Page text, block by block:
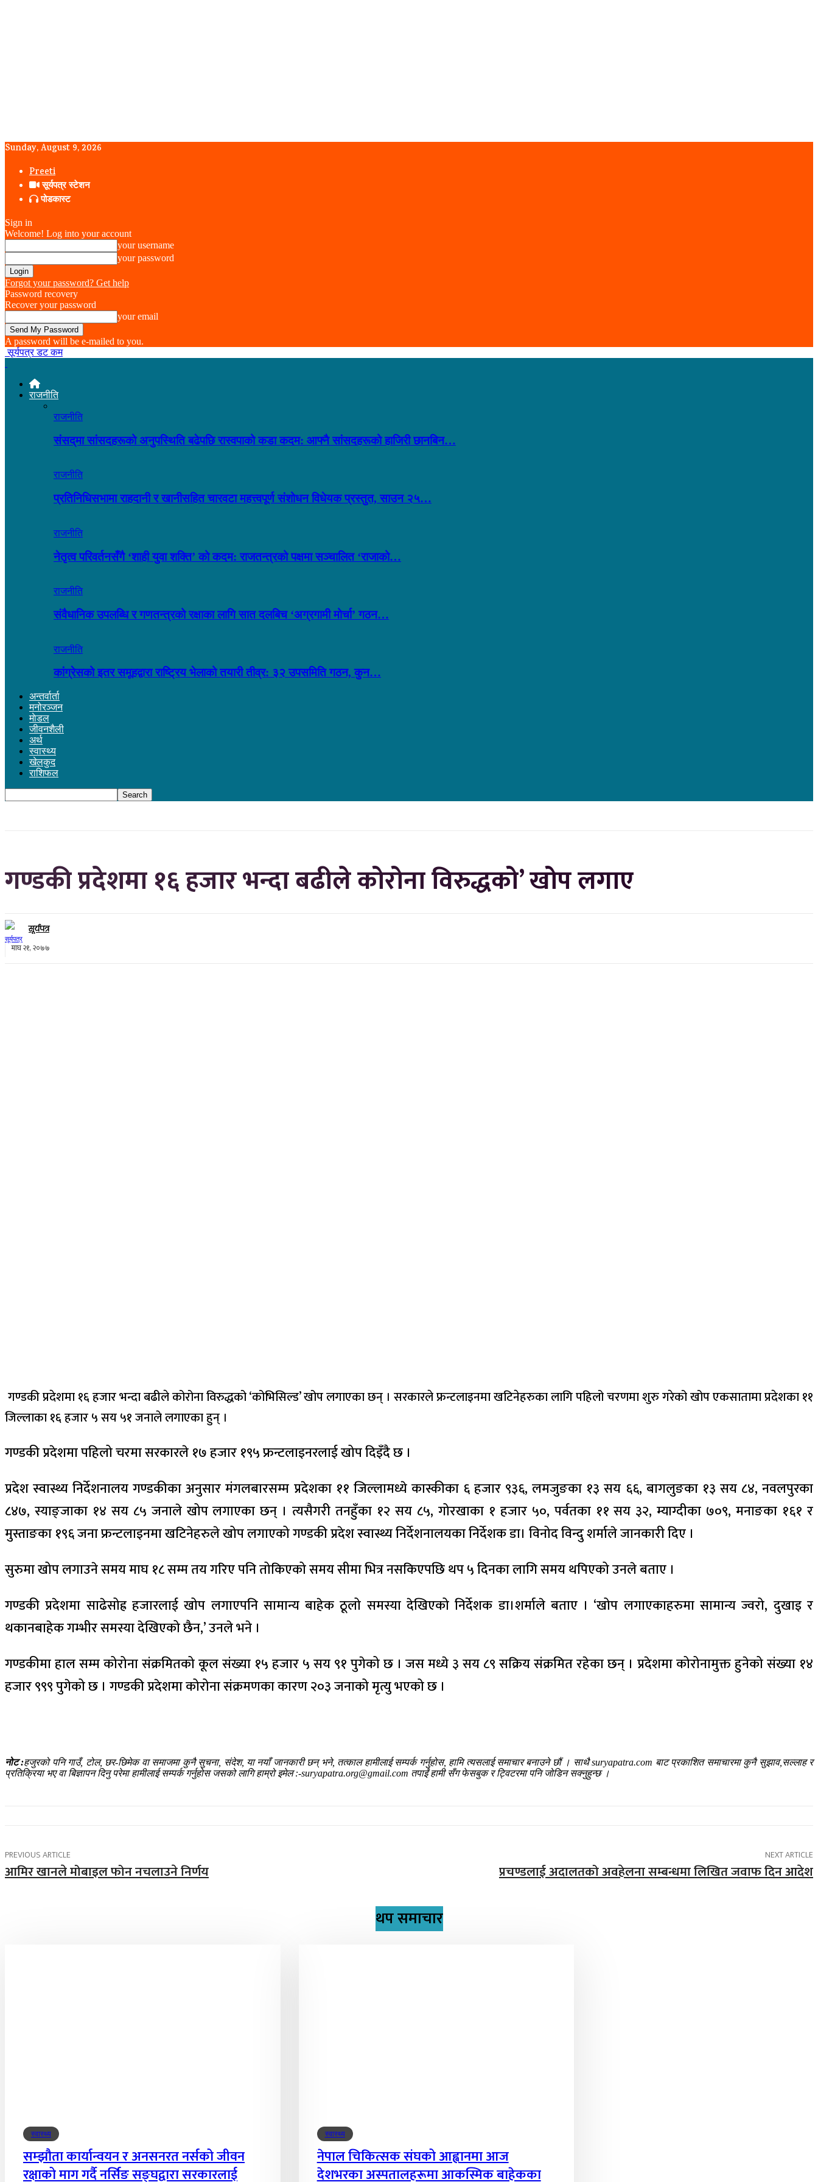
Sunday, August 9, 2026
Preeti
सूर्यपत्र स्टेशन
पोडकास्ट
Sign in
Welcome! Log into your account
your username
your password
Forgot your password? Get help
Password recovery
Recover your password
your email
A password will be e-mailed to you.
सूर्यपत्र डट कम
राजनीति
राजनीति
संसद्‌मा सांसदहरूको अनुपस्थिति बढेपछि रास्वपाको कडा कदम: आफ्नै सांसदहरूको हाजिरी छानबिन…
राजनीति
प्रतिनिधिसभामा राहदानी र खानीसहित चारवटा महत्त्वपूर्ण संशोधन विधेयक प्रस्तुत, साउन २५…
राजनीति
नेतृत्व परिवर्तनसँगै ‘शाही युवा शक्ति’ को कदम: राजतन्त्रको पक्षमा सञ्चालित ‘राजाको…
राजनीति
संवैधानिक उपलब्धि र गणतन्त्रको रक्षाका लागि सात दलबिच ‘अग्रगामी मोर्चा’ गठन…
राजनीति
कांग्रेसको इतर समूहद्वारा राष्ट्रिय भेलाको तयारी तीव्र: ३२ उपसमिति गठन, कुन…
अन्तर्वार्ता
मनोरञ्जन
माेडल
जीवनशैली
अर्थ
स्वास्थ्य
खेलकुद
राशिफल
गण्डकी प्रदेशमा १६ हजार भन्दा बढीले कोरोना विरुद्धको’ खोप लगाए
सूर्यपत्र
माघ २१, २०७७
गण्डकी प्रदेशमा १६ हजार भन्दा बढीले कोरोना विरुद्धको ‘कोभिसिल्ड’ खोप लगाएका छन् । सरकारले फ्रन्टलाइनमा खटिनेहरुका लागि पहिलो चरणमा शुरु गरेको खोप एकसातामा प्रदेशका ११
जिल्लाका १६ हजार ५ सय ५१ जनाले लगाएका हुन् ।
गण्डकी प्रदेशमा पहिलो चरमा सरकारले १७ हजार १९५ फ्रन्टलाइनरलाई खोप दिइँदै छ ।
प्रदेश स्वास्थ्य निर्देशनालय गण्डकीका अनुसार मंगलबारसम्म प्रदेशका ११ जिल्लामध्ये कास्कीका ६ हजार ९३६, लमजुङका १३ सय ६६, बागलुङका १३ सय ८४, नवलपुरका
८४७, स्याङ्जाका १४ सय ८५ जनाले खोप लगाएका छन् । त्यसैगरी तनहुँका १२ सय ८५, गोरखाका १ हजार ५०, पर्वतका ११ सय ३२, म्याग्दीका ७०९, मनाङका १६१ र
मुस्ताङका १९६ जना फ्रन्टलाइनमा खटिनेहरुले खोप लगाएको गण्डकी प्रदेश स्वास्थ्य निर्देशनालयका निर्देशक डा। विनोद विन्दु शर्माले जानकारी दिए ।
सुरुमा खोप लगाउने समय माघ १८ सम्म तय गरिए पनि तोकिएको समय सीमा भित्र नसकिएपछि थप ५ दिनका लागि समय थपिएको उनले बताए ।
गण्डकी प्रदेशमा साढेसोह्र हजारलाई खोप लगाएपनि सामान्य बाहेक ठूलो समस्या देखिएको निर्देशक डा।शर्माले बताए । ‘खोप लगाएकाहरुमा सामान्य ज्वरो, दुखाइ र
थकानबाहेक गम्भीर समस्या देखिएको छैन,’ उनले भने ।
गण्डकीमा हाल सम्म कोरोना संक्रमितको कूल संख्या १५ हजार ५ सय ९१ पुगेको छ । जस मध्ये ३ सय ८९ सक्रिय संक्रमित रहेका छन् । प्रदेशमा कोरोनामुक्त हुनेको संख्या १४
हजार ९९९ पुगेको छ । गण्डकी प्रदेशमा कोरोना संक्रमणका कारण २०३ जनाको मृत्यु भएको छ ।
नोट :हजुरको पनि गाउँ, टोल, छर-छिमेक वा समाजमा कुनै सुचना, संदेश, या नयाँ जानकारी छन् भने, तत्काल हामीलाई सम्पर्क गर्नुहोस, हामि त्यसलाई समाचार बनाउने छौं । साथै suryapatra.com बाट प्रकाशित समाचारमा कुनै सुझाव,सल्लाह र
प्रतिक्रिया भए वा बिज्ञापन दिनु परेमा हामीलाई सम्पर्क गर्नुहोस जसको लागि हाम्रो इमेल :-suryapatra.org@gmail.com तपाईं हामी सँग फेसबुक र ट्विटरमा पनि जोडिन सक्नुहुन्छ ।
PREVIOUS ARTICLE
आमिर खानले मोबाइल फोन नचलाउने निर्णय
NEXT ARTICLE
प्रचण्डलाई अदालतको अवहेलना सम्बन्धमा लिखित जवाफ दिन आदेश
थप समाचार
स्वास्थ्य
सम्झौता कार्यान्वयन र अनसनरत नर्सको जीवन
रक्षाको माग गर्दै नर्सिङ सङ्घद्वारा सरकारलाई
स्वास्थ्य
नेपाल चिकित्सक संघको आह्वानमा आज
देशभरका अस्पतालहरूमा आकस्मिक बाहेकका